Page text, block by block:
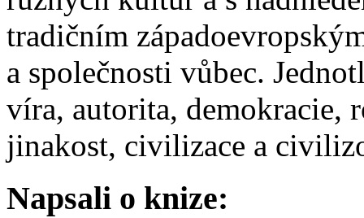
tradičním
a společnosti vůbec.
víra, autorita, demokracie,
jinakost, civilizace a
Napsali o knize: